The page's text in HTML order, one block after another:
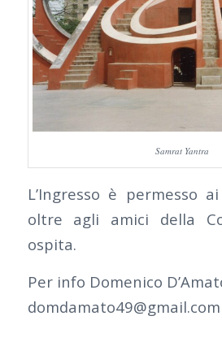
Samrat Yantra
L’Ingresso è permesso
oltre agli amici della
ospita.
Per info Domenico
domdamato49@gmail.com